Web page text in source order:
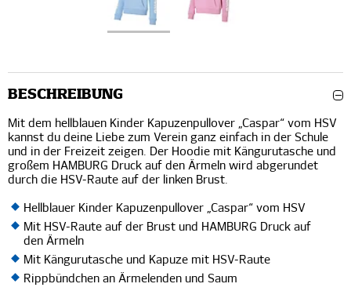
BESCHREIBUNG
Mit dem hellblauen Kinder Kapuzenpullover „Caspar“ vom HSV
kannst du deine Liebe zum Verein ganz einfach in der Schule
und in der Freizeit zeigen. Der Hoodie mit Kängurutasche und
großem HAMBURG Druck auf den Ärmeln wird abgerundet
durch die HSV-Raute auf der linken Brust.
Hellblauer Kinder Kapuzenpullover „Caspar“ vom HSV
Mit HSV-Raute auf der Brust und HAMBURG Druck auf
den Ärmeln
Mit Kängurutasche und Kapuze mit HSV-Raute
Rippbündchen an Ärmelenden und Saum